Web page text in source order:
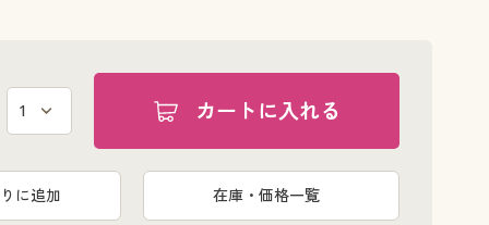
カートに入れる
に追加 在庫・価格一覧